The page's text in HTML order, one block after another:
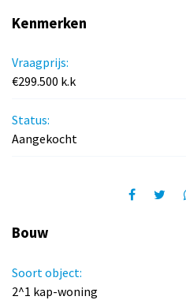
Kenmerken
Vraagprijs:
€299.500 k.k
Status:
Aangekocht
Bouw
Soort object:
2^1 kap-woning